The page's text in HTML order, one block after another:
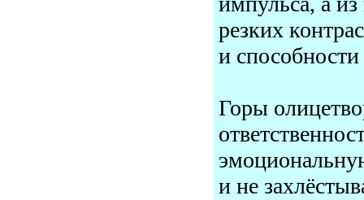
резких
и
Горы
и не